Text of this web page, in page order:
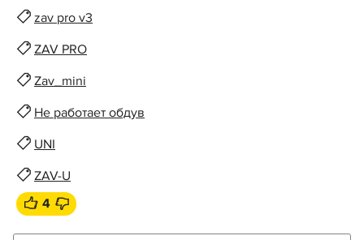
zav pro v3
ZAV PRO
Zav_mini
Не работает обдув
UNI
ZAV-U
4